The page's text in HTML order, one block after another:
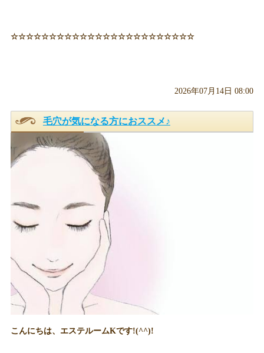
☆☆☆☆☆☆☆☆☆☆☆☆☆☆☆☆☆☆☆☆☆☆☆☆
2026年07月14日 08:00
毛穴が気になる方におススメ♪
こんにちは、エステルームKです!(^^)!